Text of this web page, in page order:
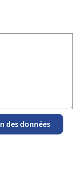
des données